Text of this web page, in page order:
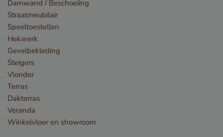
Damwand / Beschoeiing
Straatmeubilair
Speeltoestellen
Hekwerk
Gevelbekleding
Steigers
Vlonder
Terras
Dakterras
Veranda
Winkelvloer en showroom